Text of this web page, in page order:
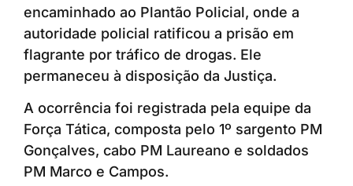
encaminhado ao Plantão Policial, onde a
autoridade policial ratificou a prisão em
flagrante por tráfico de drogas. Ele
permaneceu à disposição da Justiça.
A ocorrência foi registrada pela equipe da
Força Tática, composta pelo 1º sargento PM
Gonçalves, cabo PM Laureano e soldados
PM Marco e Campos.